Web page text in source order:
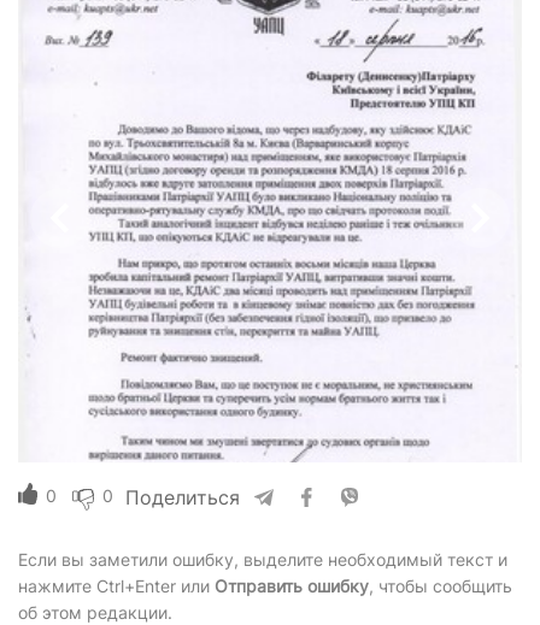
0 0 Поделиться
Если вы заметили ошибку, выделите необходимый текст и
нажмите Ctrl+Enter или Отправить ошибку, чтобы сообщить
об этом редакции.